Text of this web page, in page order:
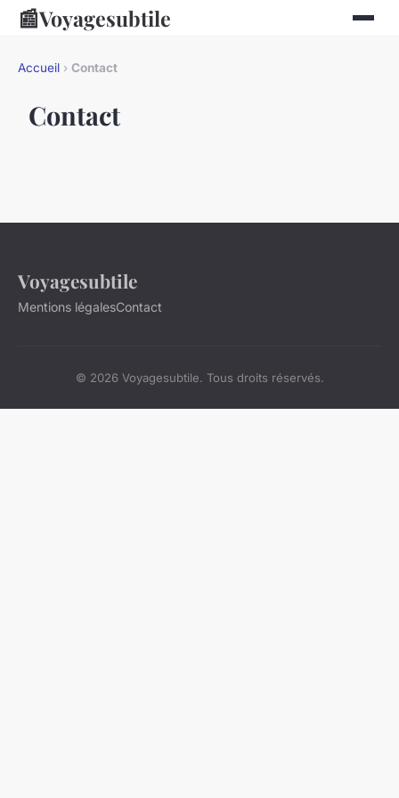
📰Voyagesubtile
Accueil › Contact
Contact
Voyagesubtile
Mentions légalesContact
© 2026 Voyagesubtile. Tous droits réservés.